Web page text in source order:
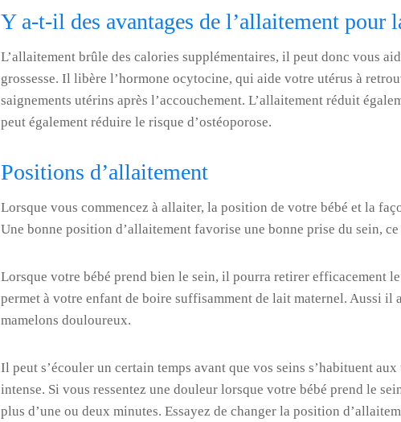
Y a-t-il des avantages de l’allaitement pour
L’allaitement brûle des calories supplémentaires, il peut donc vous
grossesse. Il libère l’hormone ocytocine, qui aide votre utérus à
saignements utérins après l’accouchement. L’allaitement réduit
peut également réduire le risque d’ostéoporose.
Positions d’allaitement
Lorsque vous commencez à allaiter, la position de votre bébé et la
Une bonne position d’allaitement favorise une bonne prise du sein,
Lorsque votre bébé prend bien le sein, il pourra retirer efficacement
permet à votre enfant de boire suffisamment de lait maternel. Aussi il
mamelons douloureux.
Il peut s’écouler un certain temps avant que vos seins s’habituent
intense. Si vous ressentez une douleur lorsque votre bébé prend le
plus d’une ou deux minutes. Essayez de changer la position